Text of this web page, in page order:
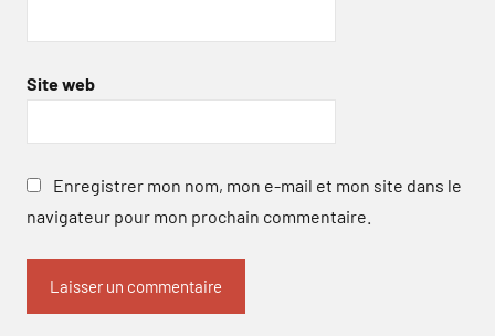
Site web
Enregistrer mon nom, mon e-mail et mon site dans le
navigateur pour mon prochain commentaire.